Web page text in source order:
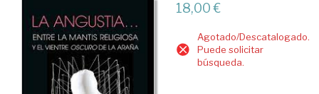
18,00 €
Agotado/Descatalogado.
Puede solicitar
búsqueda.